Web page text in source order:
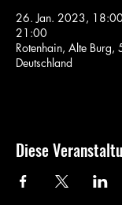
26. Jan. 2023,
21:00
Rotenhain, Alte
Deutschland
Diese